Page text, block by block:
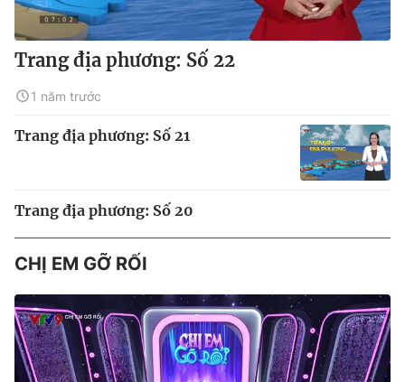
Trang địa phương: Số 22
1 năm trước
Trang địa phương: Số 21
Trang địa phương: Số 20
CHỊ EM GỠ RỐI